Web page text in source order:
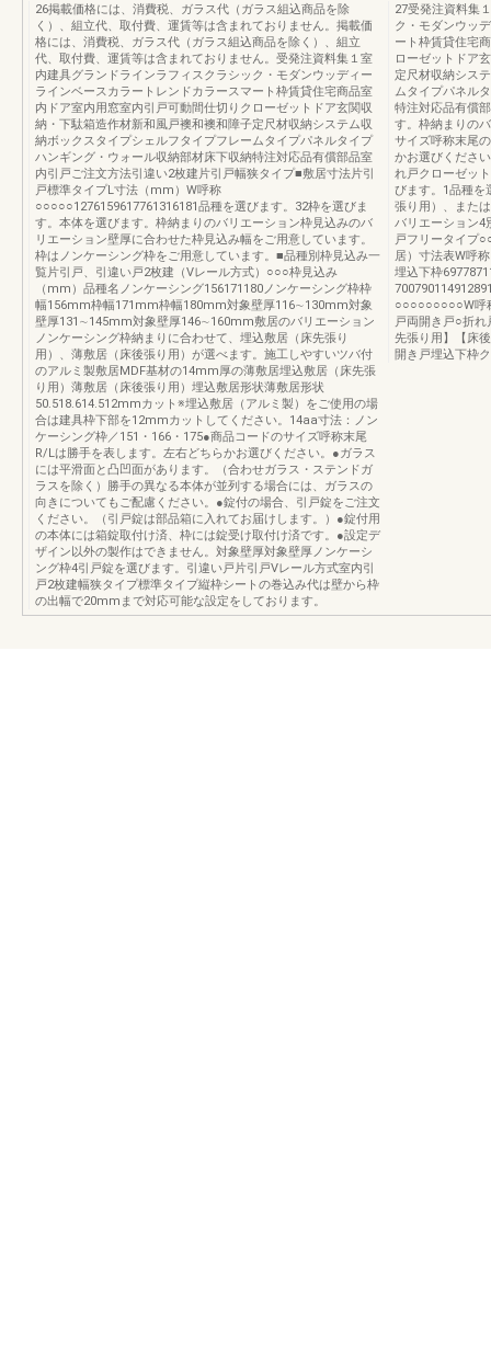
26掲載価格には、消費税、ガラス代（ガラス組込商品を除
く）、組立代、取付費、運賃等は含まれておりません。掲載価
格には、消費税、ガラス代（ガラス組込商品を除く）、組立
代、取付費、運賃等は含まれておりません。受発注資料集１室
内建具グランドラインラフィスクラシック・モダンウッディー
ラインベースカラートレンドカラースマート枠賃貸住宅商品室
内ドア室内用窓室内引戸可動間仕切りクローゼットドア玄関収
納・下駄箱造作材新和風戸襖和襖和障子定尺材収納システム収
納ボックスタイプシェルフタイプフレームタイプパネルタイプ
ハンギング・ウォール収納部材床下収納特注対応品有償部品室
内引戸ご注文方法引違い2枚建片引戸幅狭タイプ■敷居寸法片引
戸標準タイプL寸法（mm）W呼称
○○○○○1276159617761316181品種を選びます。32枠を選びま
す。本体を選びます。枠納まりのバリエーション枠見込みのバ
リエーション壁厚に合わせた枠見込み幅をご用意しています。
枠はノンケーシング枠をご用意しています。■品種別枠見込み一
覧片引戸、引違い戸2枚建（Vレール方式）○○○枠見込み
（mm）品種名ノンケーシング156171180ノンケーシング枠枠
幅156mm枠幅171mm枠幅180mm対象壁厚116∼130mm対象
壁厚131∼145mm対象壁厚146∼160mm敷居のバリエーション
ノンケーシング枠納まりに合わせて、埋込敷居（床先張り
用）、薄敷居（床後張り用）が選べます。施工しやすいツバ付
のアルミ製敷居MDF基材の14mm厚の薄敷居埋込敷居（床先張
り用）薄敷居（床後張り用）埋込敷居形状薄敷居形状
50.518.614.512mmカット※埋込敷居（アルミ製）をご使用の場
合は建具枠下部を12mmカットしてください。14aa寸法：ノン
ケーシング枠／151・166・175●商品コードのサイズ呼称末尾
R/Lは勝手を表します。左右どちらかお選びください。●ガラス
には平滑面と凸凹面があります。（合わせガラス・ステンドガ
ラスを除く）勝手の異なる本体が並列する場合には、ガラスの
向きについてもご配慮ください。●錠付の場合、引戸錠をご注文
ください。（引戸錠は部品箱に入れてお届けします。）●錠付用
の本体には箱錠取付け済、枠には錠受け取付け済です。●設定デ
ザイン以外の製作はできません。対象壁厚対象壁厚ノンケーシ
ング枠4引戸錠を選びます。引違い戸片引戸Vレール方式室内引
戸2枚建幅狭タイプ標準タイプ縦枠シートの巻込み代は壁から枠
の出幅で20mmまで対応可能な設定をしております。
27受発注資料集
ク・モダンウッ
ート枠賃貸住宅
ローゼットドア
定尺材収納シス
ムタイプパネル
特注対応品有償
す。枠納まりの
サイズ呼称末尾
かお選びくださ
れ戸クローゼッ
びます。1品種を
張り用）、また
バリエーション4
戸フリータイプ
居）寸法表W呼
埋込下枠
○○○○○○○○○W呼
戸両開き戸○折
先張り用】【床
開き戸埋込下枠